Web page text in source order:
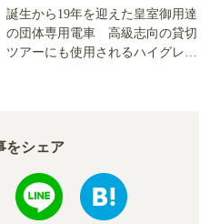
誕生から19年を迎えた皇室御用達
の団体専用電車 高級志向の貸切
ツアーにも使用されるハイグレー
をシェア